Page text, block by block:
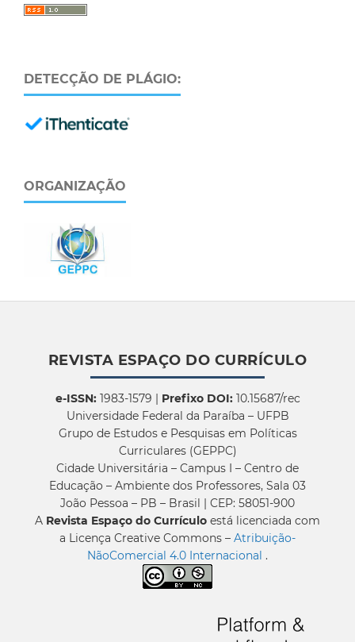
DETECÇÃO DE PLÁGIO:
ORGANIZAÇÃO
REVISTA ESPAÇO DO CURRÍCULO
e-ISSN:1983-1579 | Prefixo DOI:10.15687/rec
Universidade Federal da Paraíba – UFPB
Grupo de Estudos e Pesquisas em Políticas
Curriculares (GEPPC)
Cidade Universitária – Campus I – Centro de
Educação – Ambiente dos Professores, Sala 03
João Pessoa – PB – Brasil | CEP: 58051-900
A Revista Espaço do Currículo está licenciada com
a Licença Creative Commons – Atribuição-
NãoComercial 4.0 Internacional .